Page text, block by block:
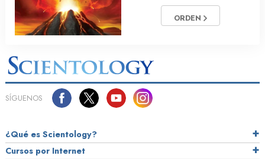
ORDEN
SÍGUENOS
¿Qué es Scientology?
Cursos por Internet